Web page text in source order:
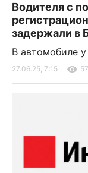
Водителя с
задержали в
В автомобиле
27.06.25, 7:15